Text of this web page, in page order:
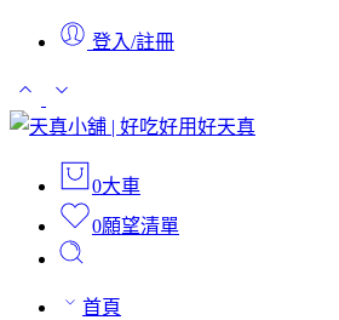
登入/註冊
0大車
0願望清單
首頁